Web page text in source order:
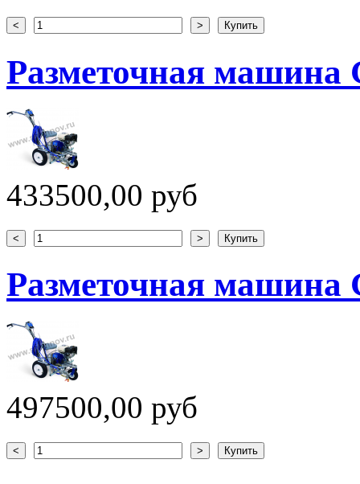
Разметочная машина
433500,00 руб
Разметочная машина
497500,00 руб